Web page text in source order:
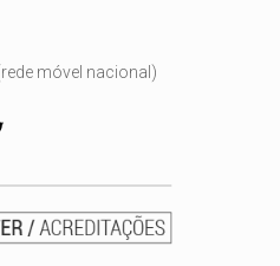
móvel nacional)